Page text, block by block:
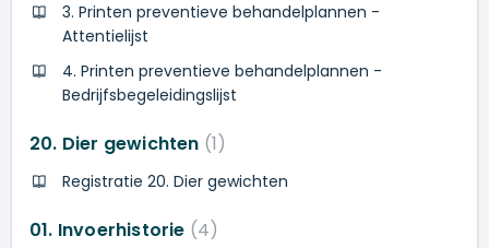
3. Printen preventieve behandelplannen -
Attentielijst
4. Printen preventieve behandelplannen -
Bedrijfsbegeleidingslijst
20. Dier gewichten 1
Registratie 20. Dier gewichten
01. Invoerhistorie 4